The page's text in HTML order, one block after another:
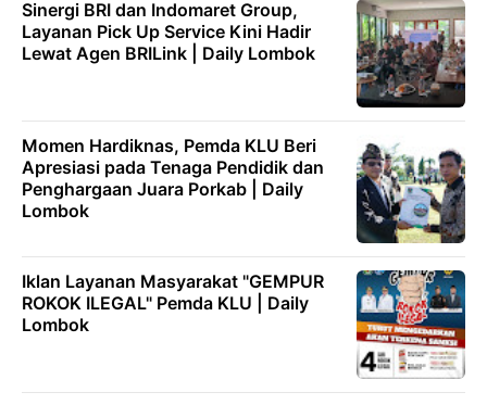
Sinergi BRI dan Indomaret Group,
Layanan Pick Up Service Kini Hadir
Lewat Agen BRILink | Daily Lombok
Momen Hardiknas, Pemda KLU Beri
Apresiasi pada Tenaga Pendidik dan
Penghargaan Juara Porkab | Daily
Lombok
Iklan Layanan Masyarakat "GEMPUR
ROKOK ILEGAL" Pemda KLU | Daily
Lombok